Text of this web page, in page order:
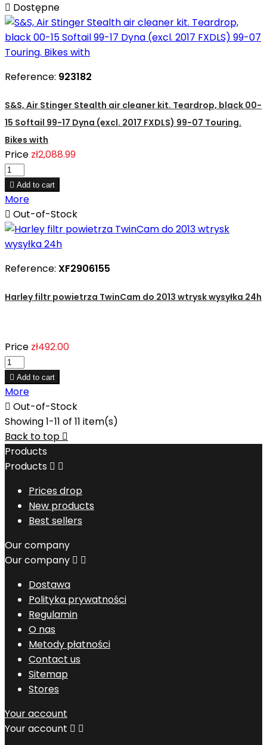
 Dostępne
Reference: 923182
S&S, Air Stinger Stealth air cleaner kit. Teardrop, black 00-
15 Softail 99-17 Dyna (excl. 2017 FXDLS) 99-07 Touring.
Bikes with
Price zł2,088.99
 Add to cart
More
 Out-of-Stock
Reference: XF2906155
Harley filtr powietrza TwinCam do 2013 wtrysk wysyłka 24h
Price zł492.00
 Add to cart
More
 Out-of-Stock
Showing 1-11 of 11 item(s)
Back to top 
Products
Products  
Prices drop
New products
Best sellers
Our company
Our company  
Dostawa
Polityka prywatności
Regulamin
O nas
Metody płatności
Contact us
Sitemap
Stores
Your account
Your account  